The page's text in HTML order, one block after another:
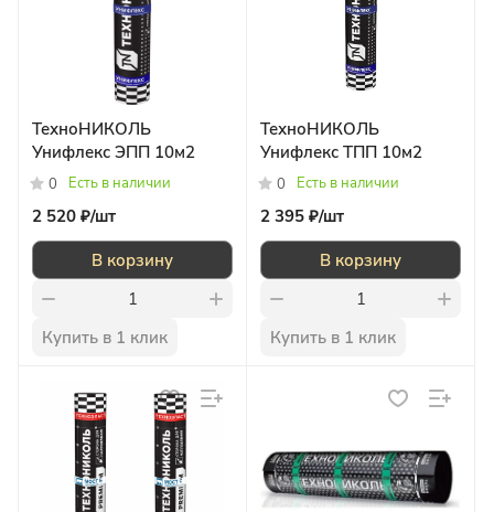
ТехноНИКОЛЬ
Унифлекс ЭПП 10м2
0 Есть в наличии
2 520 ₽/шт
В корзину
Купить в 1 клик
ТехноНИКОЛЬ
Унифлекс ТПП 10м2
0 Есть в наличии
2 395 ₽/шт
В корзину
Купить в 1 клик